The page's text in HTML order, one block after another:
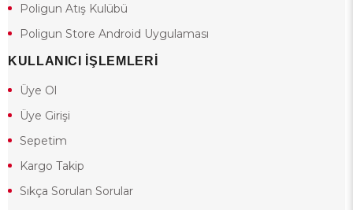
Poligun Atış Kulübü
Poligun Store Android Uygulaması
KULLANICI İŞLEMLERİ
Üye Ol
Üye Girişi
Sepetim
Kargo Takip
Sıkça Sorulan Sorular